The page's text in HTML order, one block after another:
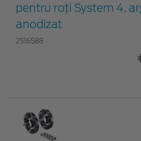
pentru roți System 4,
anodizat
2516588